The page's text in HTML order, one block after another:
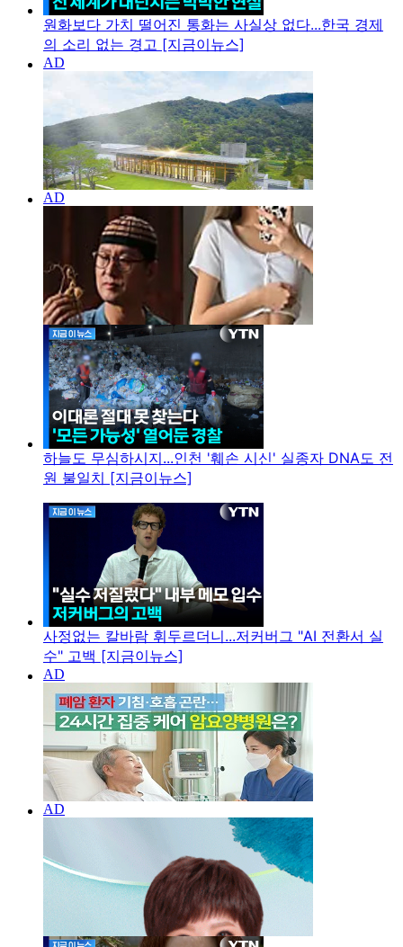
원화보다 가치 떨어진 통화는 사실상 없다...한국 경제
의 소리 없는 경고 [지금이뉴스]
하늘도 무심하시지...인천 '훼손 시신' 실종자 DNA도 전
원 불일치 [지금이뉴스]
사정없는 칼바람 휘두르더니...저커버그 "AI 전환서 실
수" 고백 [지금이뉴스]